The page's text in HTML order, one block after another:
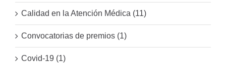
Calidad en la Atención Médica (11)
Convocatorias de premios (1)
Covid-19 (1)